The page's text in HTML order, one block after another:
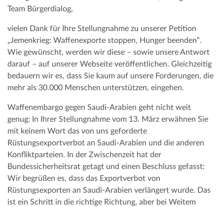
Team Bürgerdialog,
vielen Dank für Ihre Stellungnahme zu unserer Petition
„Jemenkrieg: Waffenexporte stoppen, Hunger beenden“.
Wie gewünscht, werden wir diese – sowie unsere Antwort
darauf – auf unserer Webseite veröffentlichen. Gleichzeitig
bedauern wir es, dass Sie kaum auf unsere Forderungen, die
mehr als 30.000 Menschen unterstützen, eingehen.
Waffenembargo gegen Saudi-Arabien geht nicht weit
genug: In Ihrer Stellungnahme vom 13. März erwähnen Sie
mit keinem Wort das von uns geforderte
Rüstungsexportverbot an Saudi-Arabien und die anderen
Konfliktparteien. In der Zwischenzeit hat der
Bundessicherheitsrat getagt und einen Beschluss gefasst:
Wir begrüßen es, dass das Exportverbot von
Rüstungsexporten an Saudi-Arabien verlängert wurde. Das
ist ein Schritt in die richtige Richtung, aber bei Weitem